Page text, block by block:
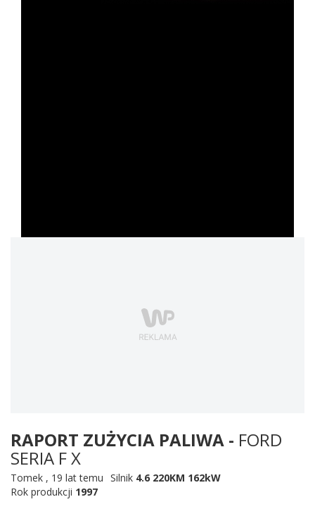
RAPORT ZUŻYCIA PALIWA - FORD
SERIA F X
Tomek , 19 lat temu Silnik 4.6 220KM 162kW
Rok produkcji 1997